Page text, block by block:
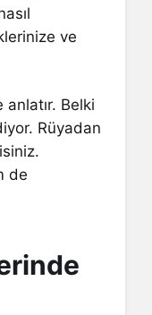
ve
Belki
Rüyadan
de